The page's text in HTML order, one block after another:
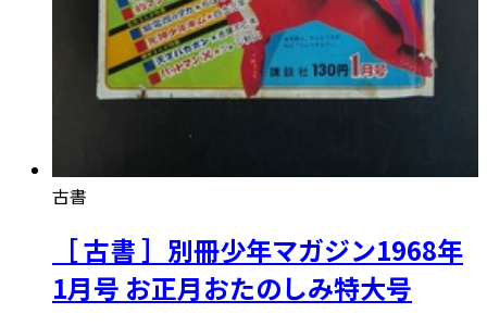
古書
［ 古書 ］別冊少年マガジン1968年
1月号 お正月おたのしみ特大号